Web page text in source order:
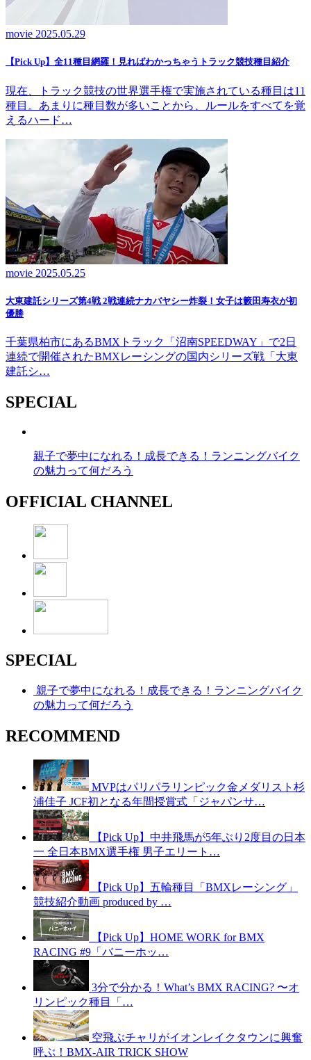
movie 2025.05.29
【Pick Up】全11種目網羅！見ればわかっちゃうトラック競技種目紹介
現在、トラック競技の世界選手権で実施されている種目は11
種目。あまりに種目数が多いことから、ルールをすべてを覚
えるハード…
movie 2025.05.25
大東建託シリーズ第4戦 2戦連続ナカバヤシー炸裂！女子は籔田寿衣が初
優勝
千葉県柏市にあるBMXトラック「沼南SPEEDWAY」で2日
連続で開催されたBMXレーシングの国内シリーズ戦「大東
建託シ…
SPECIAL
親子で夢中になれる！成長できる！ランニングバイク
の魅力って何だろう
OFFICIAL CHANNEL
SPECIAL
親子で夢中になれる！成長できる！ランニングバイク
の魅力って何だろう
RECOMMEND
MVPはパリパラリンピック金メダリスト杉
浦佳子 JCF初となる年間授賞式「ジャパンサ…
【Pick Up】中井飛馬が5年ぶり2度目の日本
一 全日本BMX選手権 男子エリート…
【Pick Up】五輪種目「BMXレーシング」
競技紹介動画 produced by …
【Pick Up】HOME WORK for BMX
RACING #9「バニーホッ…
3分で分かる！What’s BMX RACING? 〜オ
リンピック種目「…
空飛ぶチャリがイオンレイクタウンに興奮
呼ぶ！BMX-AIR TRICK SHOW